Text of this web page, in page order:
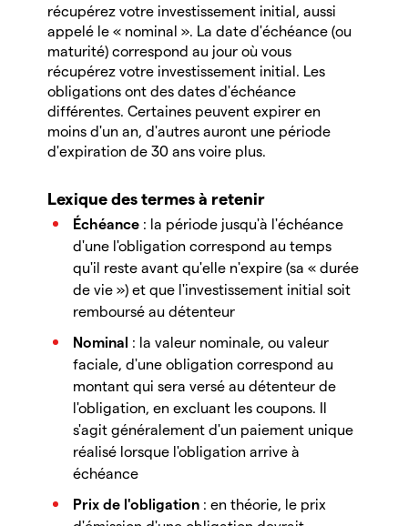
récupérez votre investissement initial, aussi
appelé le « nominal ». La date d'échéance (ou
maturité) correspond au jour où vous
récupérez votre investissement initial. Les
obligations ont des dates d'échéance
différentes. Certaines peuvent expirer en
moins d'un an, d'autres auront une période
d'expiration de 30 ans voire plus.
Lexique des termes à retenir
Échéance : la période jusqu'à l'échéance
d'une l'obligation correspond au temps
qu'il reste avant qu'elle n'expire (sa « durée
de vie ») et que l'investissement initial soit
remboursé au détenteur
Nominal : la valeur nominale, ou valeur
faciale, d'une obligation correspond au
montant qui sera versé au détenteur de
l'obligation, en excluant les coupons. Il
s'agit généralement d'un paiement unique
réalisé lorsque l'obligation arrive à
échéance
Prix de l'obligation : en théorie, le prix